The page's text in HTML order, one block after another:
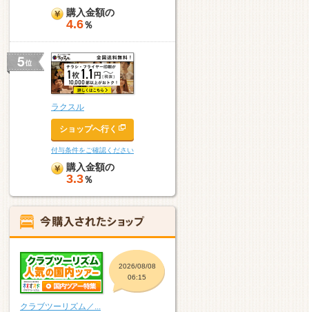
購入金額の
4.6％
ラクスル
ショップへ行く
付与条件をご確認ください
購入金額の
3.3％
2026/08/08
06:15
クラブツーリズム／...